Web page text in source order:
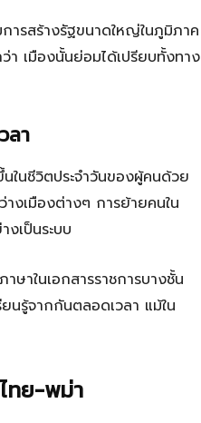
ารสร้างรัฐขนาดใหญ่ในภูมิภาค
า เมืองนั้นย่อมได้เปรียบทั้งทาง
ลา
ในชีวิตประจำวันของผู้คนด้วย
งเมืองต่างๆ การย้ายคนใน
งเป็นระบบ
ษาในเอกสารราชการบางชั้น
นรู้จากกันตลอดเวลา แม้ใน
ทย-พม่า